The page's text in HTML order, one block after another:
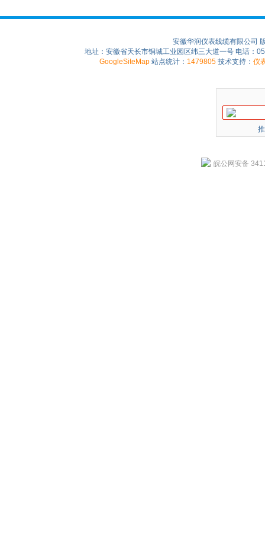
安徽华润仪表线缆有限公司
地址：安徽省天长市铜城工业园区纬三大道一号 电话：
GoogleSiteMap 站点统计： 1479805 技术支持： 仪
皖公网安备